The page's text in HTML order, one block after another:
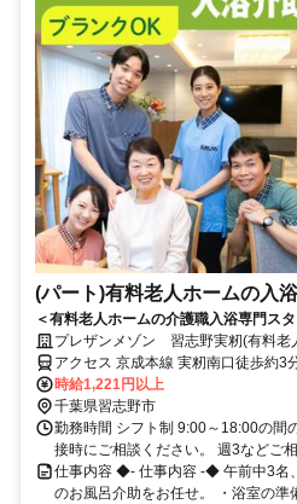
(パート)有料老人ホームの入
＜有料老人ホームの介護職入浴専門ス
ので集中して業務ができる。初任者研
プレザンメゾン 習志野実籾(有料老
アクセス 京成本線 実籾南口徒歩約3
28分、京成本線 八千代台西口徒歩約
歩約4分
時給1,221円以上
千葉県習志野市
勤務時間 シフト制 9:00～18:00の間
接時にご相談ください。 週3などご相
仕事内容 ◆- 仕事内容 -◆ 午前中3名
のお風呂介助をお任せ。 ・浴室の準